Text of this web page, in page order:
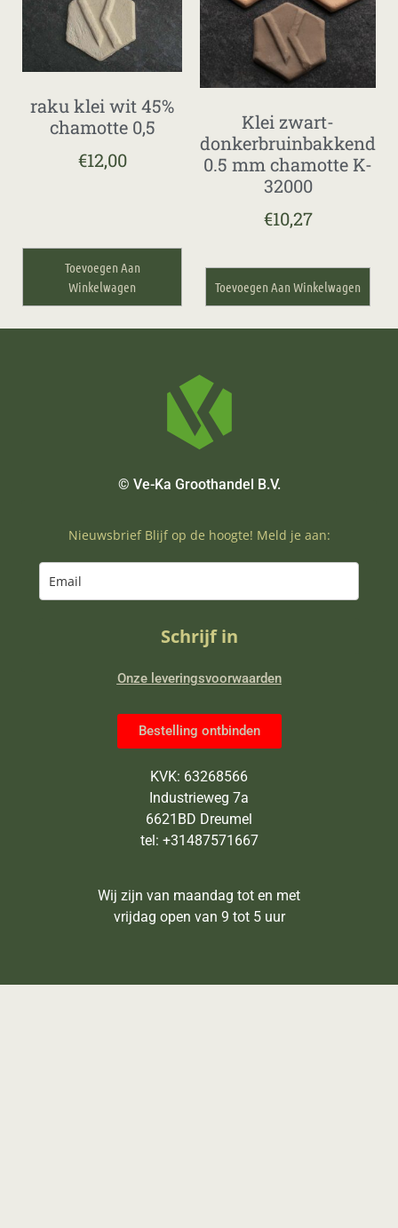
raku klei wit 45%
chamotte 0,5
€12,00
Toevoegen Aan
Winkelwagen
Klei zwart-
donkerbruinbakkend
0.5 mm chamotte K-
32000
€10,27
Toevoegen Aan Winkelwagen
© Ve-Ka Groothandel B.V.
Nieuwsbrief Blijf op de hoogte! Meld je aan:
Schrijf in
Onze leveringsvoorwaarden
Bestelling ontbinden
KVK: 63268566
Industrieweg 7a
6621BD Dreumel
tel: +31487571667
Wij zijn van maandag tot en met
vrijdag open van 9 tot 5 uur